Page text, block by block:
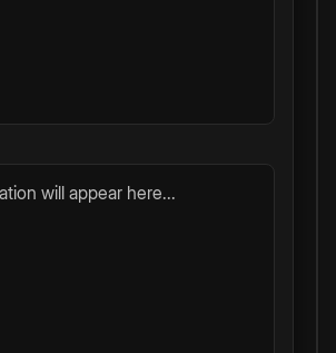
will appear here...